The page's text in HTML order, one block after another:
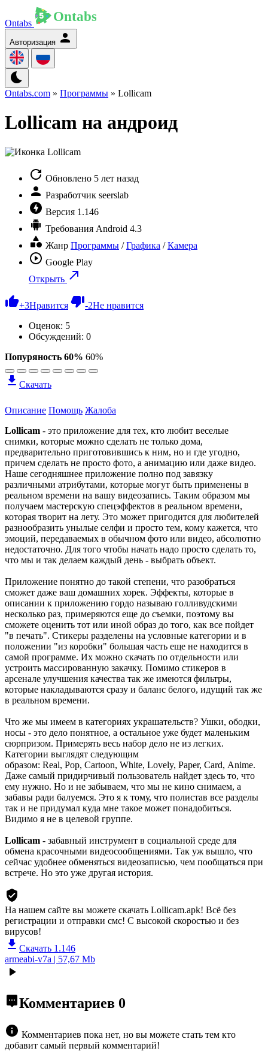
Ontabs
Авторизация
Ontabs.com » Программы » Lollicam
Lollicam на андроид
Обновлено 5 лет назад
Разработчик seerslab
Версия 1.146
Требования Android 4.3
Жанр Программы /Графика /Камера
Google Play
Открыть
+3Нравится -2Не нравится
Оценок: 5
Обсуждений: 0
Попуряность 60% 60%
Скачать
Описание Помощь Жалоба
Lollicam - это приложение для тех, кто любит веселые
снимки, которые можно сделать не только дома,
предварительно приготовившись к ним, но и где угодно,
причем сделать не просто фото, а анимацию или даже видео.
Наше сегодняшнее приложение полно под завязку
различными атрибутами, которые могут быть применены в
реальном времени на вашу видеозапись. Таким образом мы
получаем мастерскую спецэффектов в реальном времени,
которая творит на лету. Это может пригодится для любителей
разнообразить унылые селфи и просто тем, кому кажется, что
эмоций, передаваемых в обычном фото или видео, абсолютно
недостаточно. Для того чтобы начать надо просто сделать то,
что мы и так делаем каждый день - выбрать объект.
Приложение понятно до такой степени, что разобраться
сможет даже ваш домашних хорек. Эффекты, которые в
описании к приложению гордо называю голливудскими
несколько раз, примеряются еще до съемки, поэтому вы
сможете оценить тот или иной образ до того, как все пойдет
"в печать". Стикеры разделены на условные категории и в
положении "из коробки" большая часть еще не находится в
самой программе. Их можно скачать по отдельности или
устроить массированную закачку. Помимо стикеров в
арсенале улучшения качества так же имеются фильтры,
которые накладываются сразу и баланс белого, идущий так же
в реальном времени.
Что же мы имеем в категориях украшательств? Ушки, ободки,
носы - это дело понятное, а остальное уже будет маленьким
сюрпризом. Примерять весь набор дело не из легких.
Категории выглядят следующим
образом: Real, Pop, Cartoon, White, Lovely, Paper, Card, Anime.
Даже самый придирчивый пользователь найдет здесь то, что
ему нужно. Но и не забываем, что мы не кино снимаем, а
забавы ради балуемся. Это я к тому, что полистав все разделы
так и не придумал куда мне такое может понадобиться.
Видимо я не в целевой группе.
Lollicam - забавный инструмент в социальной среде для
обмена красочными видеосообщениями. Так уж вышло, что
сейчас удобнее обменяться видеозаписью, чем пообщаться при
встрече. Но это уже другая история.
На нашем сайте вы можете скачать Lollicam.apk! Всё без
регистрации и отправки смс! С высокой скоростью и без
вирусов!
Скачать 1.146
armeabi-v7a | 57,67 Mb
Комментариев 0
Комментариев пока нет, но вы можете стать тем кто
добавит самый первый комментарий!